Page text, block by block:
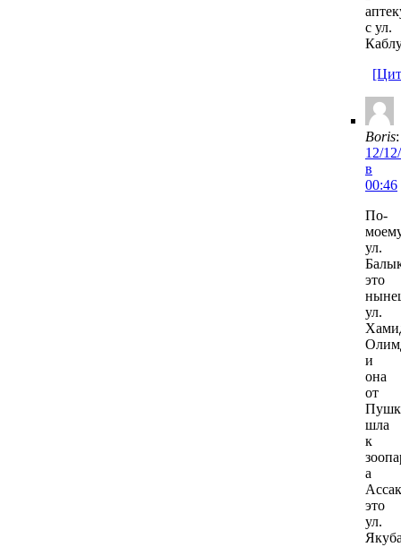
с ул.
Boris:
12/
в
00:46
По-
ул.
это
ул.
и
она
от
шла
к
а
это
ул.